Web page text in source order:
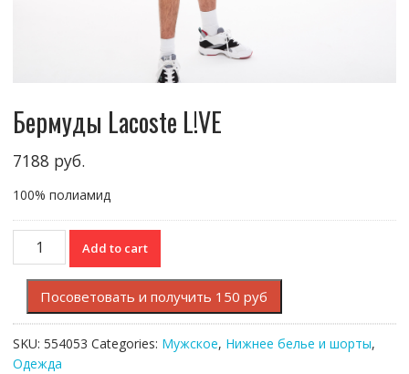
Бермуды Lacoste L!VE
7188 руб.
100% полиамид
Бермуды
Lacoste
L!VE
quantity
Add to cart
Посоветовать и получить 150 руб
SKU: 554053 Categories: Мужское, Нижнее белье и шорты,
Одежда